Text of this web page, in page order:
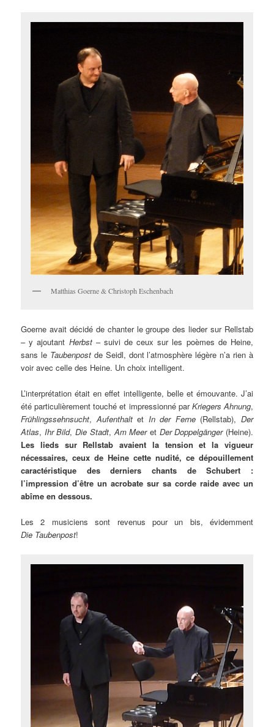
Matthias Goerne & Christoph Eschenbach
Goerne avait décidé de chanter le groupe des lieder sur Rellstab
– y ajoutant Herbst– suivi de ceux sur les poèmes de Heine,
sans le Taubenpostde Seidl, dont l’atmosphère légère n’a rien à
voir avec celle des Heine. Un choix intelligent.
L’interprétation était en effet intelligente, belle et émouvante. J’ai
été particulièrement touché et impressionné parKriegers Ahnung,
Frühlingssehnsucht,Aufenthaltet In der Ferne(Rellstab), Der
Atlas, Ihr Bild,Die Stadt,Am Meeret Der Doppelgänger(Heine).
Les lieds sur Rellstab avaient la tension et la vigueur
nécessaires, ceux de Heine cette nudité, ce dépouillement
caractéristique des derniers chants de Schubert :
l’impression d’être un acrobate sur sa corde raide avec un
abîme en dessous.
Les 2 musiciens sont revenus pour un bis, évidemment
Die Taubenpost!